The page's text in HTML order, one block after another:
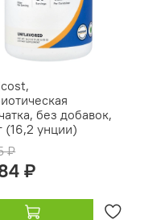
без добавок,
(16,2 унции)
₽
₽